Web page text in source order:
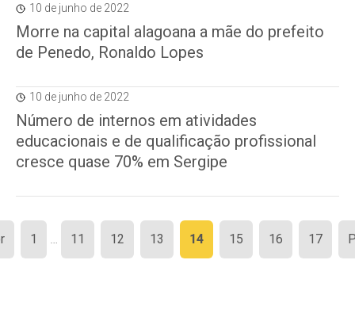
10 de junho de 2022
Morre na capital alagoana a mãe do prefeito
de Penedo, Ronaldo Lopes
10 de junho de 2022
Número de internos em atividades
educacionais e de qualificação profissional
cresce quase 70% em Sergipe
Paginação
de
1 … 11 12 13 14 15 16 17